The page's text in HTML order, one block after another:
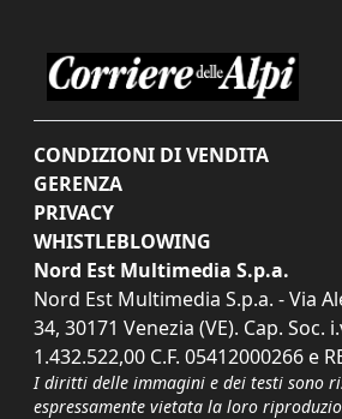
CONDIZIONI DI VENDITA
GERENZA
PRIVACY
WHISTLEBLOWING
Nord Est Multimedia S.p.a.
Nord Est Multimedia S.p.a. - Via
34, 30171 Venezia (VE). Cap. Soc.
1.432.522,00 C.F. 05412000266 e
I diritti delle immagini e dei testi sono
espressamente vietata la loro